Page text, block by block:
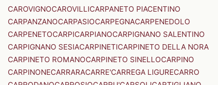
CAROVIGNOCAROVILLICARPANETO PIACENTINO
CARPANZANOCARPASIOCARPEGNACARPENEDOLO
CARPENETOCARPICARPIANOCARPIGNANO SALENTINO
CARPIGNANO SESIACARPINETICARPINETO DELLA NORA
CARPINETO ROMANOCARPINETO SINELLOCARPINO
CARPINONECARRARACARRE'CARREGA LIGURECARRO